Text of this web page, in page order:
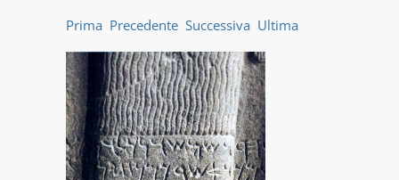
Prima Precedente Successiva Ultima